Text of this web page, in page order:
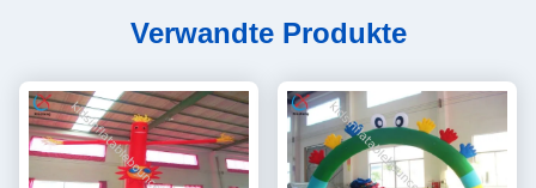
Verwandte Produkte